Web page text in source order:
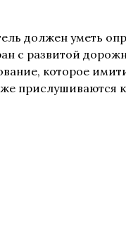
должен уметь
с развитой
которое
прислушиваются